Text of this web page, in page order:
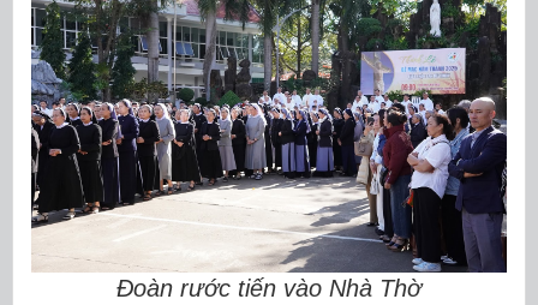
Đoàn rước tiến vào Nhà Thờ